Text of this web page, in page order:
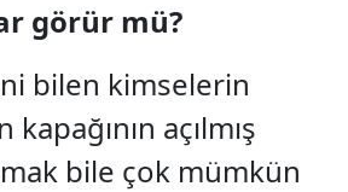
görür mü?
bilen kimselerin
kapağının açılmış
bile çok mümkün